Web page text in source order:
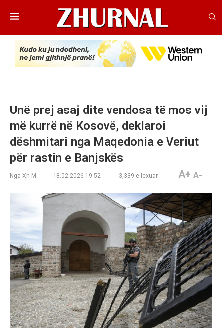
Unë prej asaj dite vendosa të mos vij
më kurrë në Kosovë, deklaroi
dëshmitari nga Maqedonia e Veriut
për rastin e Banjskës
Nga Xh M 18.02.2026 19:52 3,339 e lexuar A+ A-